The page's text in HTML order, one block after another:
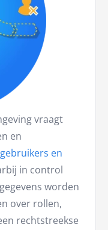
vraagt
en
en
in control
worden
over rollen,
rechtstreekse